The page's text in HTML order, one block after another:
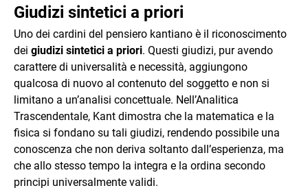
Giudizi sintetici a priori
Uno dei cardini del pensiero kantiano è il riconoscimento
dei giudizi sintetici a priori. Questi giudizi, pur avendo
carattere di universalità e necessità, aggiungono
qualcosa di nuovo al contenuto del soggetto e non si
limitano a un’analisi concettuale. Nell’Analitica
Trascendentale, Kant dimostra che la matematica e la
fisica si fondano su tali giudizi, rendendo possibile una
conoscenza che non deriva soltanto dall’esperienza, ma
che allo stesso tempo la integra e la ordina secondo
principi universalmente validi.